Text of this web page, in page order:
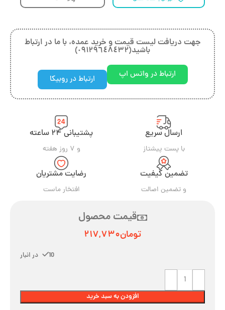
جهت دريافت ليست قيمت و خريد عمده، با ما در ارتباط
باشيد(٠٩١٢٩٦٤٨٤٣٢)
ارتباط در واتس اپ ارتباط در روبیکا
ارسال سریع
با پست پیشتاز
پشتیبانی ۲۴ ساعته
و ۷ روز هفته
تضمین کیفیت
و تضمین اصالت
رضایت مشتریان
افتخار ماست
قیمت محصول
تومان۲۱۷,۷۳۰
10 در انبار
افزودن به سبد خرید